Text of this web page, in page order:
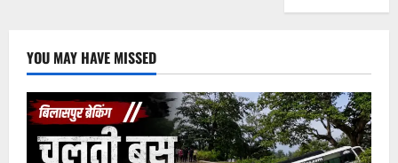
YOU MAY HAVE MISSED